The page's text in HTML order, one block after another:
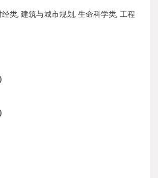
类, 建筑与城市规划, 生命科学类, 工程